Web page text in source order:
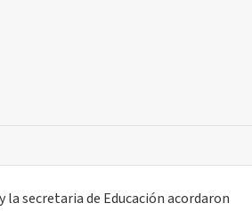
secretaria de Educación acordaron